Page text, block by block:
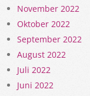
November 2022
Oktober 2022
September 2022
August 2022
Juli 2022
Juni 2022